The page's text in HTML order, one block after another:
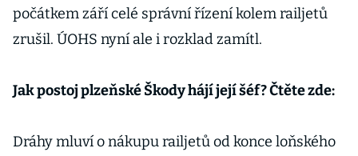
počátkem září celé správní řízení kolem railjetů
zrušil. ÚOHS nyní ale i rozklad zamítl.
Jak postoj plzeňské Škody hájí její šéf? Čtěte zde:
Dráhy mluví o nákupu railjetů od konce loňského